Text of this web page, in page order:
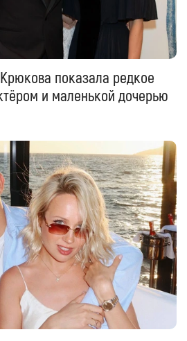
показала редкое
и маленькой дочерью